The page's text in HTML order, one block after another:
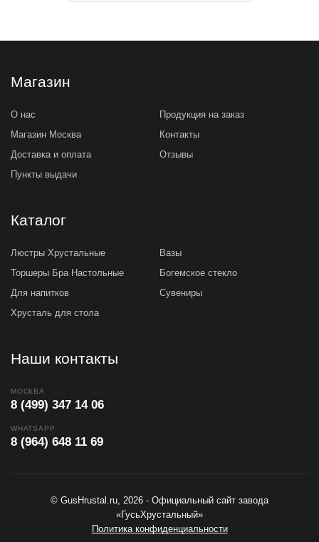
Магазин
О нас
Магазин Москва
Доставка и оплата
Пункты выдачи
Продукция на заказ
Контакты
Отзывы
Каталог
Люстры Хрустальные
Торшеры Бра Настольные
Для напитков
Хрусталь для стола
Вазы
Богемское стекло
Сувениры
Наши контакты
МОСКВА
8 (499) 347 14 06
WHATSAPP
8 (964) 648 11 69
© GusHrustal.ru, 2026 - Официальный сайт завода
«ГусьХрустальный»
Политика конфиденциальности